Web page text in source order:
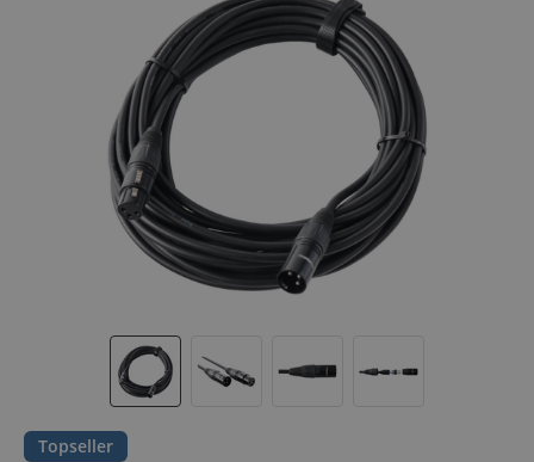
Topseller